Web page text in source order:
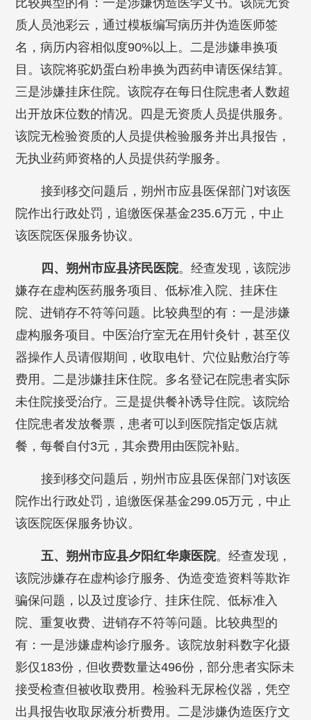
比较典型的有：一是涉嫌伪造医学文书。该院无资
质人员池彩云，通过模板编写病历并伪造医师签
名，病历内容相似度90%以上。二是涉嫌串换项
目。该院将驼奶蛋白粉串换为西药申请医保结算。
三是涉嫌挂床住院。该院存在每日住院患者人数超
出开放床位数的情况。四是无资质人员提供服务。
该院无检验资质的人员提供检验服务并出具报告，
无执业药师资格的人员提供药学服务。
接到移交问题后，朔州市应县医保部门对该医
院作出行政处罚，追缴医保基金235.6万元，中止
该医院医保服务协议。
四、朔州市应县济民医院。经查发现，该院涉
嫌存在虚构医药服务项目、低标准入院、挂床住
院、进销存不符等问题。比较典型的有：一是涉嫌
虚构服务项目。中医治疗室无在用针灸针，甚至仪
器操作人员请假期间，收取电针、穴位贴敷治疗等
费用。二是涉嫌挂床住院。多名登记在院患者实际
未住院接受治疗。三是提供餐补诱导住院。该院给
住院患者发放餐票，患者可以到医院指定饭店就
餐，每餐自付3元，其余费用由医院补贴。
接到移交问题后，朔州市应县医保部门对该医
院作出行政处罚，追缴医保基金299.05万元，中止
该医院医保服务协议。
五、朔州市应县夕阳红华康医院。经查发现，
该院涉嫌存在虚构诊疗服务、伪造变造资料等欺诈
骗保问题，以及过度诊疗、挂床住院、低标准入
院、重复收费、进销存不符等问题。比较典型的
有：一是涉嫌虚构诊疗服务。该院放射科数字化摄
影仅183份，但收费数量达496份，部分患者实际未
接受检查但被收取费用。检验科无尿检仪器，凭空
出具报告收取尿液分析费用。二是涉嫌伪造医疗文